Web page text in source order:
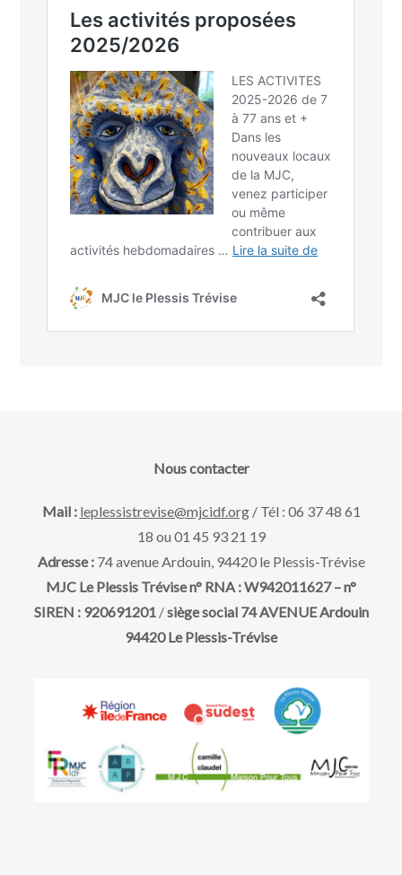
Nous contacter
Mail : leplessistrevise@mjcidf.org/ Tél : 06 37 48 61
18 ou 01 45 93 21 19
Adresse : 74 avenue Ardouin, 94420 le Plessis-Trévise
MJC Le Plessis Trévise n° RNA : W942011627 – n°
SIREN : 920691201/siège social 74 AVENUE Ardouin
94420 Le Plessis-Trévise